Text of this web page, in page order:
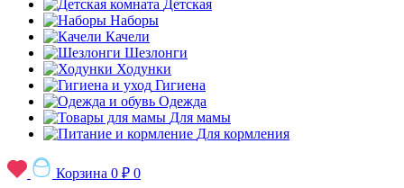
Детская
Наборы
Качели
Шезлонги
Ходунки
Гигиена
Одежда
Для мамы
Для кормления
Корзина 0 ₽ 0